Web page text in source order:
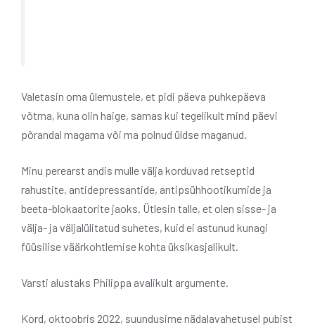
Valetasin oma ülemustele, et pidi päeva puhkepäeva
võtma, kuna olin haige, samas kui tegelikult mind päevi
põrandal magama või ma polnud üldse maganud.
Minu perearst andis mulle välja korduvad retseptid
rahustite, antidepressantide, antipsühhootikumide ja
beeta-blokaatorite jaoks. Ütlesin talle, et olen sisse- ja
välja- ja väljalülitatud suhetes, kuid ei astunud kunagi
füüsilise väärkohtlemise kohta üksikasjalikult.
Varsti alustaks Philippa avalikult argumente.
Kord, oktoobris 2022, suundusime nädalavahetusel pubist